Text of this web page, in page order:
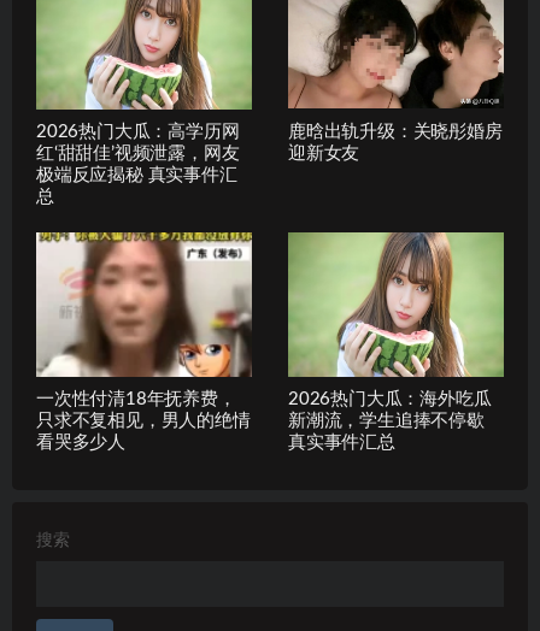
2026热门大瓜：高学历网
红‘甜甜佳’视频泄露，网友
极端反应揭秘 真实事件汇
总
鹿晗出轨升级：关晓彤婚房
迎新女友
一次性付清18年抚养费，
只求不复相见，男人的绝情
看哭多少人
2026热门大瓜：海外吃瓜
新潮流，学生追捧不停歇
真实事件汇总
搜索